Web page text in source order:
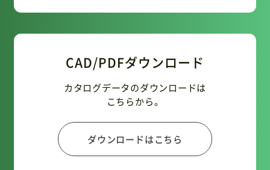
CAD/PDFダウンロード
カタログデータのダウンロードは
こちらから。
ダウンロードはこちら